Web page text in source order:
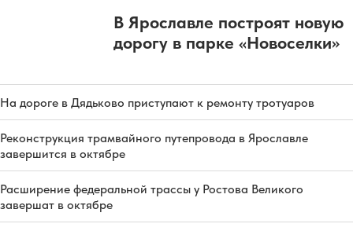
В Ярославле построят новую
дорогу в парке «Новоселки»
На дороге в Дядьково приступают к ремонту тротуаров
Реконструкция трамвайного путепровода в Ярославле
завершится в октябре
Расширение федеральной трассы у Ростова Великого
завершат в октябре